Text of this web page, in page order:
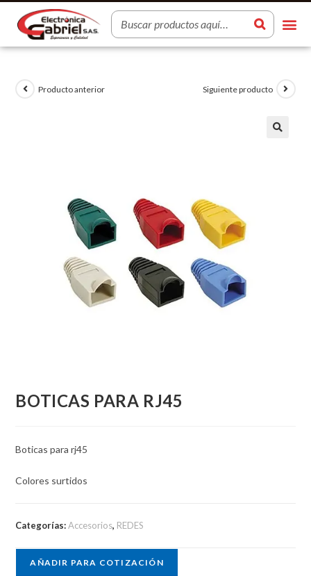
Producto anterior Siguiente producto
BOTICAS PARA RJ45
Boticas para rj45
Colores surtidos
Categorías:Accesorios, REDES
AÑADIR PARA COTIZACIÓN